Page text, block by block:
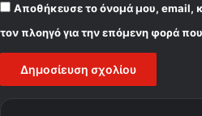
Αποθήκευσε το όνομά μου, email,
τον πλοηγό για την επόμενη φορά